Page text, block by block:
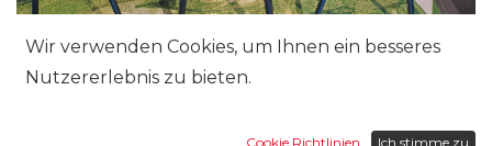
Wir verwenden Cookies, um Ihnen ein besseres
Nutzererlebnis zu bieten.
Cookie Richtlinien Ich stimme zu